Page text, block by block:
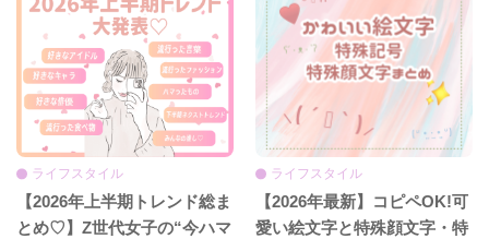
ライフスタイル
【2026年上半期トレンド総ま
とめ♡】Z世代女子の“今ハマ
ライフスタイル
【2026年最新】コピペOK!可
愛い絵文字と特殊顔文字・特